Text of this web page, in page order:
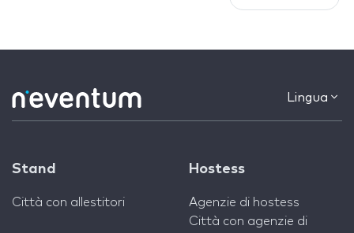
Lingua
Stand
Città con allestitori
Hostess
Agenzie di hostess
Città con agenzie di